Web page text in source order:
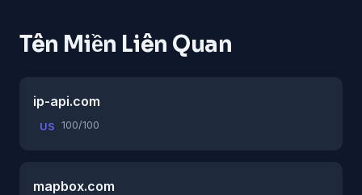
Tên Miền Liên Quan
ip-api.com
US 100/100
mapbox.com